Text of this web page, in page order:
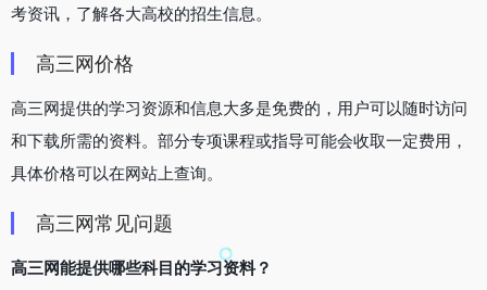
考资讯，了解各大高校的招生信息。
高三网价格
高三网提供的学习资源和信息大多是免费的，用户可以随时访问
和下载所需的资料。部分专项课程或指导可能会收取一定费用，
具体价格可以在网站上查询。
高三网常见问题
高三网能提供哪些科目的学习资料？